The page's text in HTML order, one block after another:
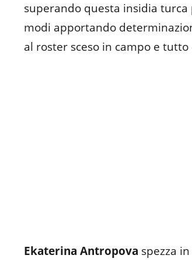
superando questa insidia
modi apportando
al roster sceso in campo e
Ekaterina Antropova spezza